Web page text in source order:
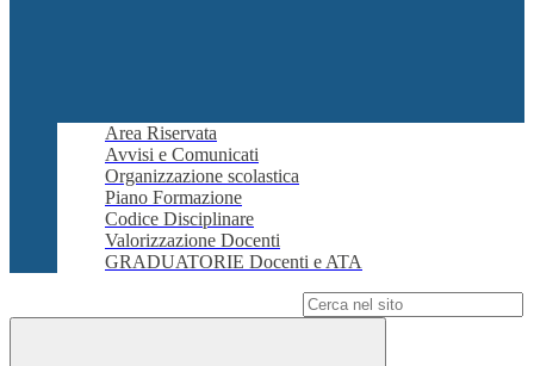
Area Riservata
Avvisi e Comunicati
Organizzazione scolastica
Piano Formazione
Codice Disciplinare
Valorizzazione Docenti
GRADUATORIE Docenti e ATA